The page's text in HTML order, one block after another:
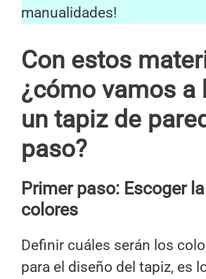
manualidades!
Con estos
¿cómo vamos a
un tapiz de
paso?
Primer paso: Escoger
colores
Definir cuáles serán los
para el diseño del tapiz, es